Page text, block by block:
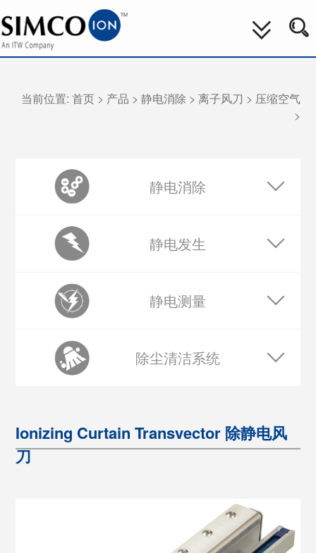
当前位置: 首页> 产品 > 静电消除 > 离子风刀 > 压缩空气
>
静电消除
静电发生
静电测量
除尘清洁系统
Ionizing Curtain Transvector 除静电风
刀